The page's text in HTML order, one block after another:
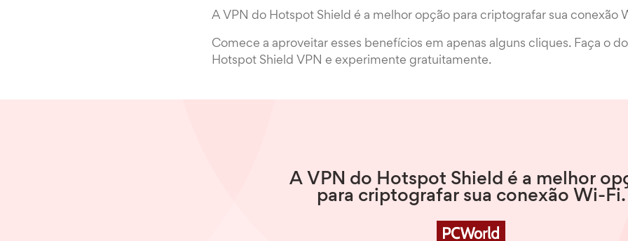
A VPN do Hotspot Shield é a melhor opção para criptografar sua conexão
Comece a aproveitar esses benefícios em apenas alguns cliques. Faça o
Hotspot Shield VPN e experimente gratuitamente.
A VPN do Hotspot Shield é a melhor
para criptografar sua conexão Wi-Fi.